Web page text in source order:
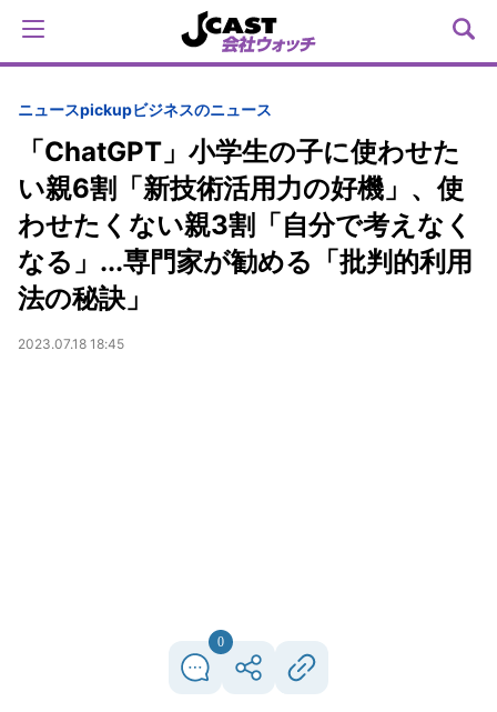
ニュースpickupビジネスのニュース
「ChatGPT」小学生の子に使わせた
い親6割「新技術活用力の好機」、使
わせたくない親3割「自分で考えなく
なる」...専門家が勧める「批判的利用
法の秘訣」
2023.07.18 18:45
0